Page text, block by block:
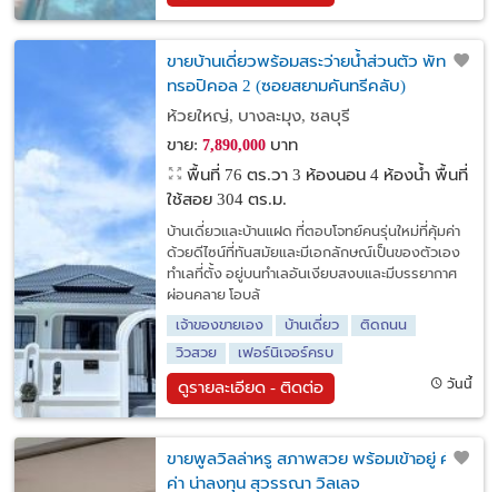
ขายบ้านเดี่ยวพร้อมสระว่ายน้ำส่วนตัว พัทยา
ทรอปิคอล 2 (ซอยสยามคันทรีคลับ)
ห้วยใหญ่, บางละมุง, ชลบุรี
ขาย: 7,890,000บาท
พื้นที่ 76 ตร.วา 3 ห้องนอน 4 ห้องน้ำ พื้นที่
ใช้สอย 304 ตร.ม.
บ้านเดี่ยวและบ้านแฝด ที่ตอบโจทย์คนรุ่นใหม่ที่คุ้มค่า
ด้วยดีไซน์ที่ทันสมัยและมีเอกลักษณ์เป็นของตัวเอง
ทำเลที่ตั้ง อยู่บนทำเลอันเงียบสงบและมีบรรยากาศ
ผ่อนคลาย โอบล้
เจ้าของขายเอง
บ้านเดี่ยว
ติดถนน
วิวสวย
เฟอร์นิเจอร์ครบ
ดูรายละเอียด - ติดต่อ วันนี้
ขายพูลวิลล่าหรู สภาพสวย พร้อมเข้าอยู่ คุ้ม
ค่า น่าลงทุน สุวรรณา วิลเลจ